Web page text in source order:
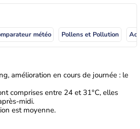
météo Pollens et Pollution
amélioration en cours de journée : le
comprises entre 24 et 31°C, elles
midi.
est moyenne.